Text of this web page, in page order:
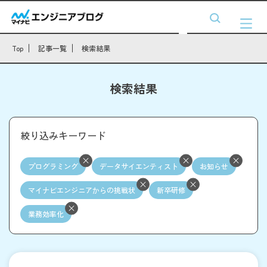
Top 記事一覧 検索結果
検索結果
絞り込みキーワード
プログラミング データサイエンティスト お知らせ
マイナビエンジニアからの挑戦状 新卒研修
業務効率化